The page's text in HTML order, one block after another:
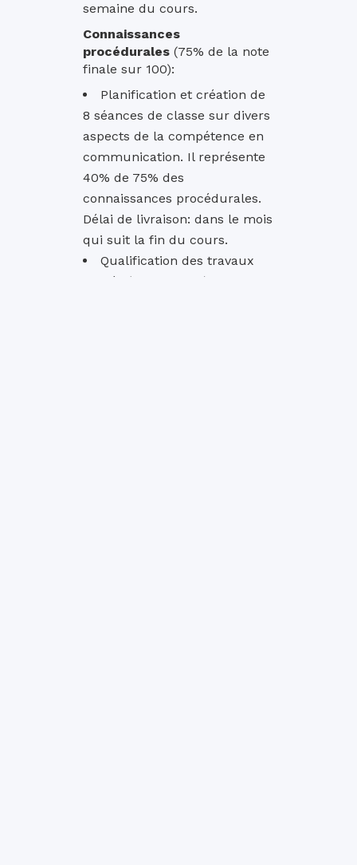
semaine du cours.
Connaissances
procédurales (75% de la note
finale sur 100):
Planification et création de
8 séances de classe sur divers
aspects de la compétence en
communication. Il représente
40% de 75% des
connaissances procédurales.
Délai de livraison: dans le mois
qui suit la fin du cours.
Qualification des travaux
dirigés (2 minimum) et de la